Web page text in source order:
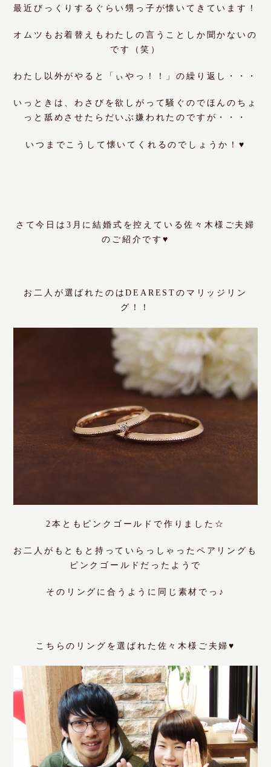
最近びっくりするぐらい甥っ子が懐いてきています！
オムツもお着替えもわたしの言うことしか聞かないの
です（笑）
わたし以外がやると「ぃやっ！！」の繰り返し・・・
いっときは、わさび を欲しがって騒ぐのでほんのちょ
っと舐めさせたらだいぶ嫌われたのですが・・・
いつまでこうして懐いてくれるのでしょうか！♥
さて今日は3月に結婚式を控えている佐々木様ご夫婦
のご紹介です♥
お二人が選ばれたのはDEAREST のマリッジリン
グ！！
2本とも ピンクゴールド で作りました☆
お二人がもともと持っていらっしゃったペアリングも
ピンクゴールドだったようで
そのリングに合うように同じ素材でっ♪
こちらのリングを選ばれた佐々木様ご夫婦♥